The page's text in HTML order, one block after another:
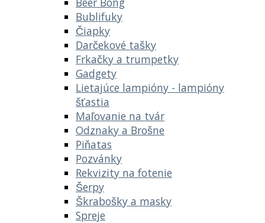
Bublifuky
Čiapky
Darčekové tašky
Frkačky a trumpetky
Gadgety
Lietajúce lampióny - lampióny
šťastia
Maľovanie na tvár
Odznaky a Brošne
Piňatas
Pozvánky
Rekvizity na fotenie
Šerpy
Škrabošky a masky
Spreje